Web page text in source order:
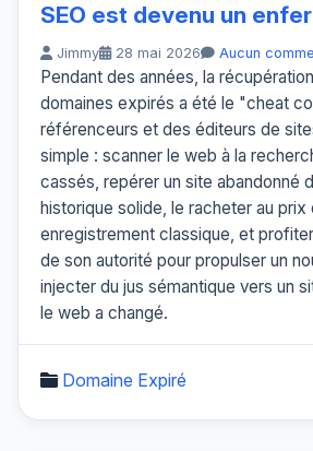
SEO est devenu un
Jimmy 28 mai 2026 Aucun
Pendant des années, la
domaines expirés a été le "cheat
référenceurs et des éditeurs de
simple : scanner le web à la
cassés, repérer un site abandonné
historique solide, le racheter au prix
enregistrement classique, et
de son autorité pour propulser un
injecter du jus sémantique vers un
le web a changé.
Domaine Expiré